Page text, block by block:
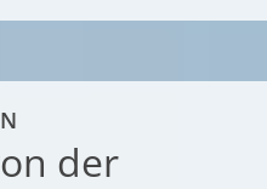
der